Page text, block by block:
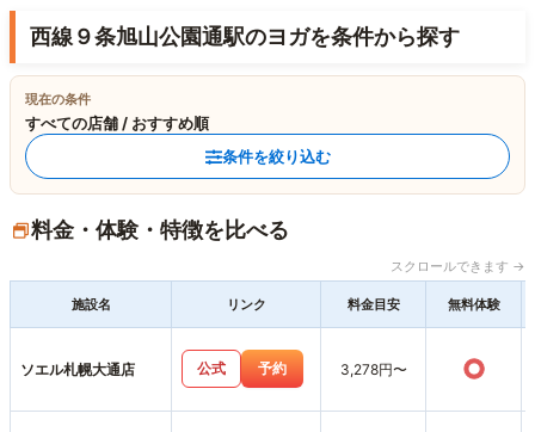
西線９条旭山公園通駅のヨガを条件から探す
現在の条件
すべての店舗 / おすすめ順
条件を絞り込む
料金・体験・特徴を比べる
スクロールできます →
施設名 リンク 料金目安 無料体験
ソエル札幌大通店 公式 予約 3,278円〜 ○